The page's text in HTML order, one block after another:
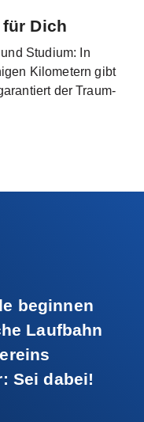
Dich
Studium: In
Kilometern gibt
der Traum-
beginnen
Laufbahn
Sei dabei!